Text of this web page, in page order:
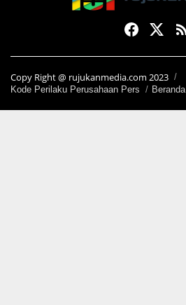
Copy Right @ rujukanmedia.com 2023
Kode Perilaku Perusahaan Pers Beranda